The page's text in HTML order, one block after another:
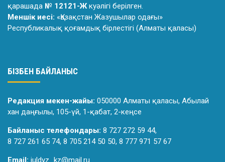
қарашада № 12121-Жкуәлiгi берiлген.
Меншік иесі: «Қазақстан Жазушылар одағы»
Республикалық қоғамдық бірлестігі (Алматы қаласы)
БІЗБЕН БАЙЛАНЫС
Редакция мекен-жайы: 050000 Алматы қаласы, Абылай
хан даңғылы, 105-үй, 1-қабат, 2-кеңсе
Байланыс телефондары: 8 727 272 59 44,
8 727 261 65 74, 8 705 214 50 50, 8 777 971 57 67
Email: juldyz_kz@mail.ru